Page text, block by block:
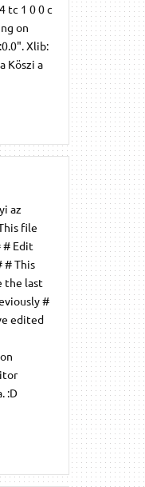
tc 1 0 0 c
on
Xlib:
Köszi a
az
file
# Edit
# This
the last
#
edited
:D